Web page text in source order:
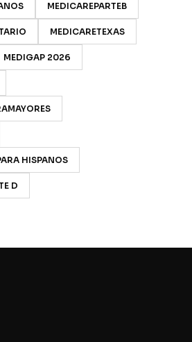
MEDICAREPARTEB
MEDICARETEXAS
MEDIGAP 2026
HISPANOS
D